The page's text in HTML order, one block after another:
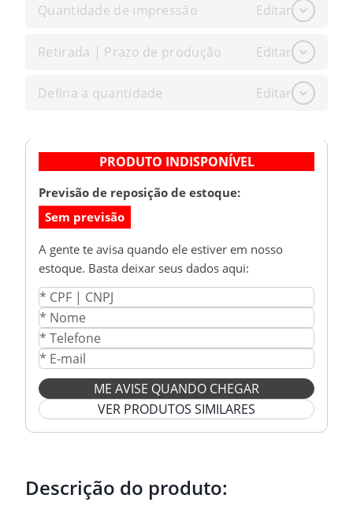
Quantidade de impressão Editar
Retirada | Prazo de produção Editar
Defina a quantidade Editar
PRODUTO INDISPONÍVEL
Previsão de reposição de estoque:
Sem previsão
A gente te avisa quando ele estiver em nosso
estoque. Basta deixar seus dados aqui:
ME AVISE QUANDO CHEGAR
VER PRODUTOS SIMILARES
Descrição do produto: